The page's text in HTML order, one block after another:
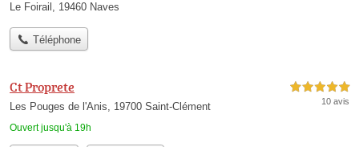
Le Foirail, 19460 Naves
Téléphone
Ct Proprete
Les Pouges de l'Anis, 19700 Saint-Clément
Ouvert jusqu'à 19h
5,0 étoiles sur 5
10 avis